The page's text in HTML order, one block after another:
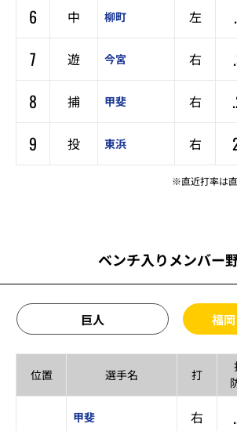
6
中 柳町 左
7
遊 今宮 右
8
捕 甲斐 右
9
投 東浜 右
※直近打率は直
ベンチ入りメンバー
巨人 福
位置 選手名 打
甲斐 右